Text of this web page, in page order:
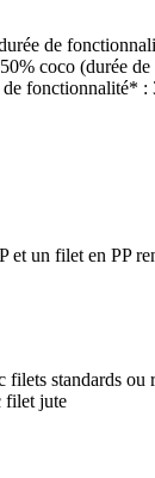
de
coco (durée de
fonctionnalité* :
un filet en PP
standards ou
filet jute